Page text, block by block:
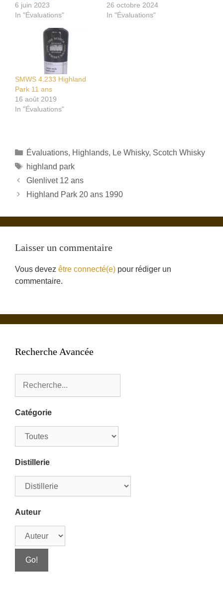
6 juin 2023
In "Évaluations"
26 octobre 2024
In "Évaluations"
SMWS 4.233 Highland
Park 11 ans
16 août 2019
In "Évaluations"
Catégories
Évaluations, Highlands, Le Whisky, Scotch Whisky
Étiquettes
highland park
Glenlivet 12 ans
Highland Park 20 ans 1990
Laisser un commentaire
Vous devez être connecté(e) pour rédiger un
commentaire.
Recherche Avancée
Catégorie
Distillerie
Auteur